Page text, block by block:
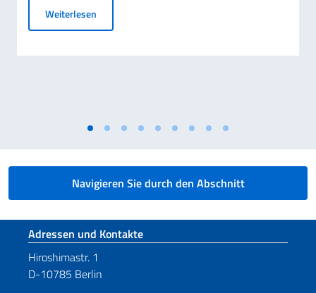
Weiterlesen
Navigieren Sie durch den Abschnitt
Fußbereich
Adressen und Kontakte
Hiroshimastr. 1
D-10785 Berlin